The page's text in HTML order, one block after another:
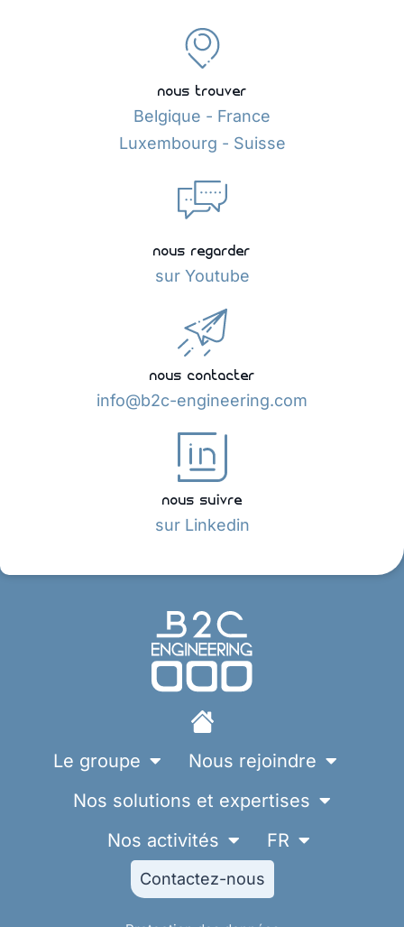
nous trouver
Belgique - France
Luxembourg - Suisse
nous regarder
sur Youtube
nous contacter
info@b2c-engineering.com
nous suivre
sur Linkedin
Le groupe
Nous rejoindre
Nos solutions et expertises
Nos activités
FR
Contactez-nous